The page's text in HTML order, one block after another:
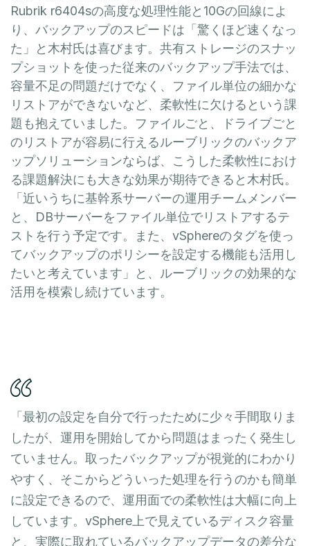
Rubrik r6404sの高度な処理性能と10Gの回線によ
り、バックアップのスピードは「驚くほど速くなっ
た」と木村氏は喜びます。共有ストレージのスナッ
プショットを使った従来のバックアップ手法では、
容量不足の問題だけでなく、ファイル単位の細かな
リストアができないなど、柔軟性に欠けるという課
題も抱えていました。ファイルごと、ドライブごと
のリストアが容易に行えるルーブリックのバックア
ップソリューションならば、こうした柔軟性におけ
る課題解決にも大きな効果が期待できると木村氏。
「近いうちに基幹系サーバーの運用チームメンバー
と、DBサーバーをファイル単位でリストアするテ
ストを行う予定です。また、vSphereのタグを使っ
てバックアップのポリシーを設定する機能も活用し
たいと考えています」と、ルーブリックの効果的な
活用を模索し続けています。
「最初の設定を自分で行ったために少々手間取りま
したが、運用を開始してから問題はまったく発生し
ていません。取ったバックアップが視覚的にわかり
やすく、そこからどういった処理を行うのかも簡単
に設定できるので、運用面での柔軟性は大幅に向上
しています。vSphere上で見えているディスク容量
と、実際に取れているバックアップデータの差分な